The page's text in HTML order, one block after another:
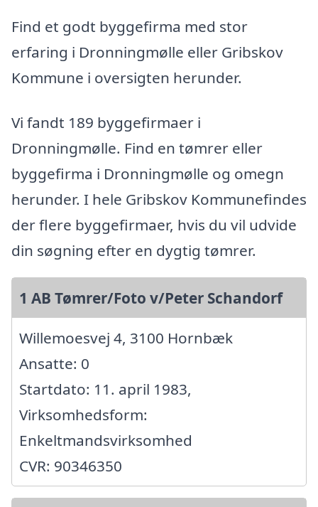
Find et godt byggefirma med stor
erfaring i Dronningmølle eller Gribskov
Kommune i oversigten herunder.
Vi fandt 189 byggefirmaer i
Dronningmølle. Find en tømrer eller
byggefirma i Dronningmølle og omegn
herunder. I hele Gribskov Kommunefindes
der flere byggefirmaer, hvis du vil udvide
din søgning efter en dygtig tømrer.
1 AB Tømrer/Foto v/Peter Schandorf
Willemoesvej 4, 3100 Hornbæk
Ansatte: 0
Startdato: 11. april 1983,
Virksomhedsform:
Enkeltmandsvirksomhed
CVR: 90346350